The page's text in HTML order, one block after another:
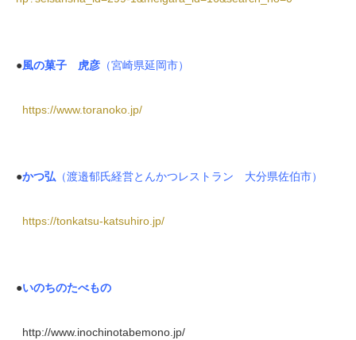
●風の菓子 虎彦 （宮崎県延岡市）
https://www.toranoko.jp/
●かつ弘 （渡邉郁氏経営とんかつレストラン 大分県佐伯市）
https://tonkatsu-katsuhiro.jp/
●いのちのたべもの
http://www.inochinotabemono.jp/